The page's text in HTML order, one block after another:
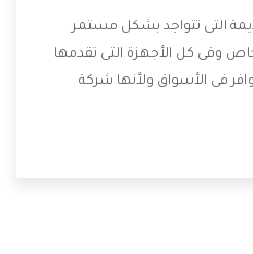
التى تتواجد بشكل مستمر
وفى كل الأجهزة التى تقدمها
فى الأسواق ولأنها شركة
التى تسهل على